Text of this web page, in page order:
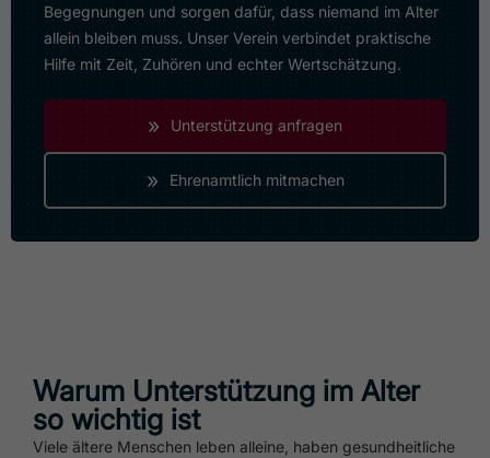
Begegnungen und sorgen dafür, dass niemand im Alter
allein bleiben muss. Unser Verein verbindet praktische
Hilfe mit Zeit, Zuhören und echter Wertschätzung.
» Unterstützung anfragen
» Ehrenamtlich mitmachen
Warum Unterstützung im Alter
so wichtig ist
Viele ältere Menschen leben alleine, haben gesundheitliche